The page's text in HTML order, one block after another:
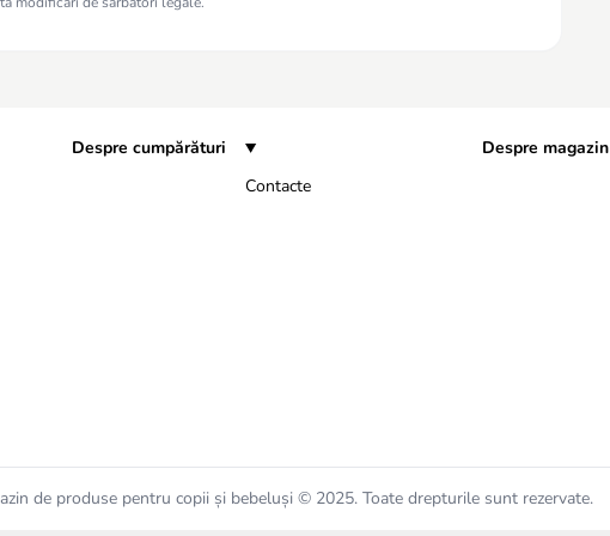
Despre cumpărături
Despre magazin
Contacte
de produse pentru copii și bebeluși © 2025. Toate drepturile sunt rezervate.